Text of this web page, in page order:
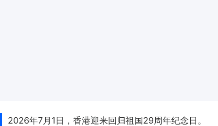
2026年7月1日，香港迎来回归祖国29周年纪念日。